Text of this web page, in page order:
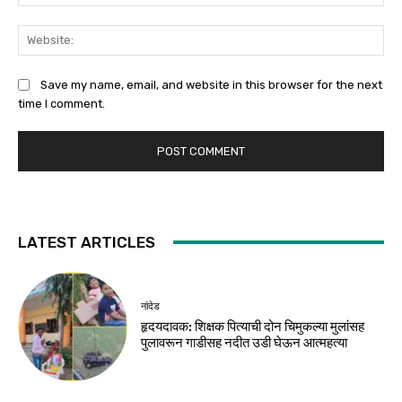
Save my name, email, and website in this browser for the next
time I comment.
LATEST ARTICLES
नांदेड
हृदयदावक: शिक्षक पित्याची दोन चिमुकल्या मुलांसह
पुलावरून गाडीसह नदीत उडी घेऊन आत्महत्या